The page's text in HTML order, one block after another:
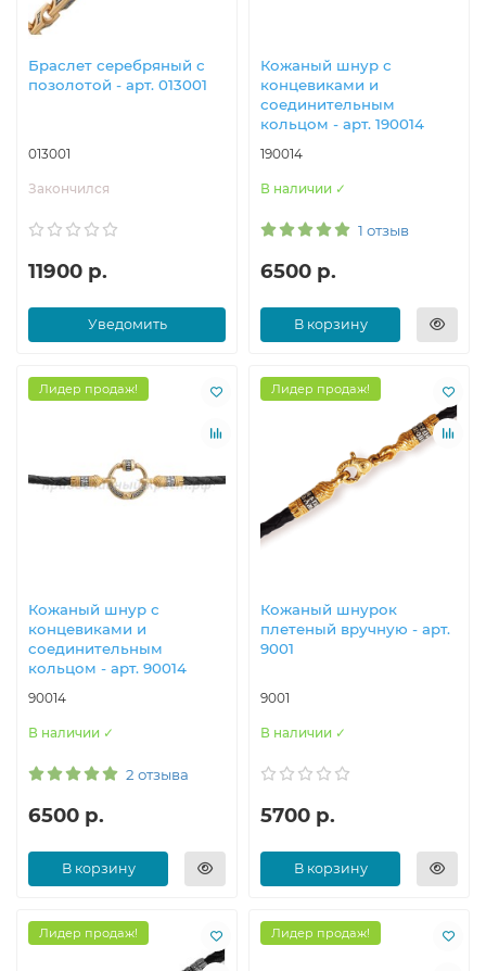
Браслет серебряный с
позолотой - арт. 013001
013001
Закончился
11900 р.
Уведомить
Кожаный шнур с
концевиками и
соединительным
кольцом - арт. 190014
190014
В наличии ✓
1 отзыв
6500 р.
В корзину
Лидер продаж!
Кожаный шнур с
концевиками и
соединительным
кольцом - арт. 90014
90014
В наличии ✓
2 отзыва
6500 р.
В корзину
Лидер продаж!
Кожаный шнурок
плетеный вручную - арт.
9001
9001
В наличии ✓
5700 р.
В корзину
Лидер продаж! Лидер продаж!